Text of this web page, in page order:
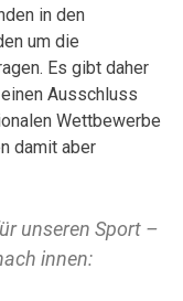
in den
um die
Es gibt daher
Ausschluss
Wettbewerbe
damit aber
unseren Sport –
innen: